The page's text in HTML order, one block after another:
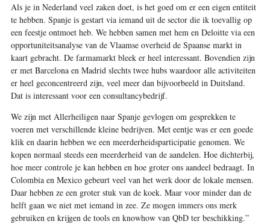
Als je in Nederland veel zaken doet, is het goed om er een eigen entiteit
te hebben. Spanje is gestart via iemand uit de sector die ik toevallig op
een feestje ontmoet heb. We hebben samen met hem en Deloitte via een
opportuniteits­analyse van de Vlaamse overheid de Spaanse markt in
kaart gebracht. De farmamarkt bleek er heel interessant. Bovendien zijn
er met Barcelona en Madrid slechts twee hubs waardoor alle activiteiten
er heel geconcentreerd zijn, veel meer dan bijvoorbeeld in Duitsland.
Dat is interessant voor een consultancybedrijf.
We zijn met Allerheiligen naar Spanje gevlogen om gesprekken te
voeren met verschillende kleine bedrijven. Met eentje was er een goede
klik en daarin hebben we een meerderheidsparticipatie genomen. We
kopen normaal steeds een meerderheid van de aandelen. Hoe dichterbij,
hoe meer controle je kan hebben en hoe groter ons ­aandeel bedraagt. In
Colombia en Mexico gebeurt veel van het werk door de lokale mensen.
Daar hebben ze een groter stuk van de koek. Maar voor minder dan de
helft gaan we niet met iemand in zee. Ze mogen immers ons merk
gebruiken en krijgen de tools en knowhow van QbD ter beschikking.”